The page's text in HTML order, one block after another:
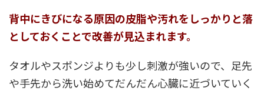
背中にきびになる原因の皮脂や汚れをしっかりと落
としておくことで改善が見込まれます。
タオルやスポンジよりも少し刺激が強いので、足先
や手先から洗い始めてだんだん心臓に近づいていく